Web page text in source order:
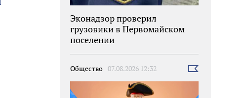
Эконадзор проверил
грузовики в Первомайском
поселении
Общество 07.08.2026 12:32
Выбрать